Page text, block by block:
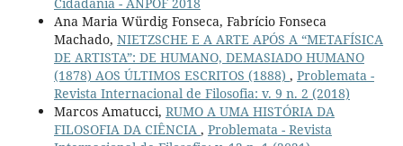
Cidadania - ANPOF 2018
Ana Maria Würdig Fonseca, Fabrício Fonseca
Machado, NIETZSCHE E A ARTE APÓS A “METAFÍSICA
DE ARTISTA”: DE HUMANO, DEMASIADO HUMANO
(1878) AOS ÚLTIMOS ESCRITOS (1888) , Problemata -
Revista Internacional de Filosofia: v. 9 n. 2 (2018)
Marcos Amatucci, RUMO A UMA HISTÓRIA DA
FILOSOFIA DA CIÊNCIA , Problemata - Revista